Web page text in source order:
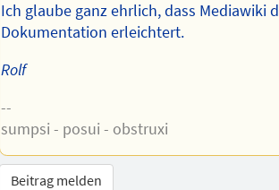
Ich glaube ganz ehrlich, dass Mediawiki
Dokumentation erleichtert.
Rolf
--
sumpsi - posui - obstruxi
Beitrag melden